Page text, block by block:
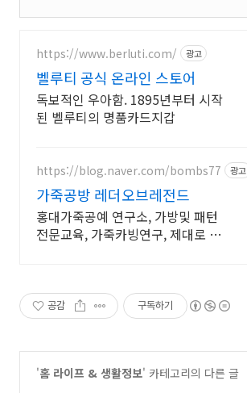
https://www.berluti.com/ 광고
벨루티 공식 온라인 스토어
독보적인 우아함. 1895년부터 시작
된 벨루티의 명품카드지갑
https://blog.naver.com/bombs77 광고
가죽공방 레더오브레전드
홍대가죽공예 연구소, 가방및 패턴
전문교육, 가죽카빙연구, 제대로 배
공감 구독하기
'홈 라이프 & 생활정보' 카테고리의 다른 글